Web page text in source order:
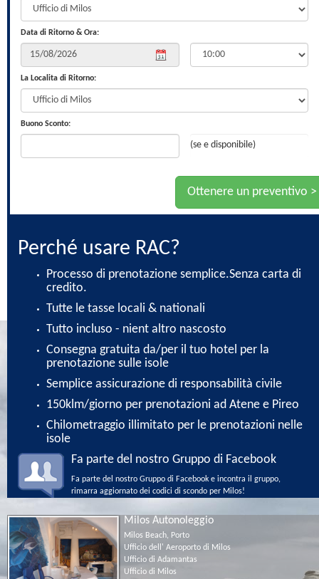
Data di Ritorno & Ora:
La Localita di Ritorno:
Buono Sconto:
(se e disponibile)
Perché usare RAC?
Processo di prenotazione semplice.Senza carta di
credito.
Tutte le tasse locali & nationali
Tutto incluso - nient altro nascosto
Consegna gratuita da/per il tuo hotel per la
prenotazione sulle isole
Semplice assicurazione di responsabilità civile
150klm/giorno per prenotazioni ad Atene e Pireo
Chilometraggio illimitato per le prenotazioni nelle
isole
Fa parte del nostro Gruppo di Facebook
Fa parte del nostro Gruppo di Facebook e incontra il gruppo,
rimarra aggiornato dei codici di scondo per Milos!
Milos Autonoleggio
Milos Beach, Porto
Ufficio dell' Aeroporto di Milos
Ufficio di Adamantas
Ufficio di Milos